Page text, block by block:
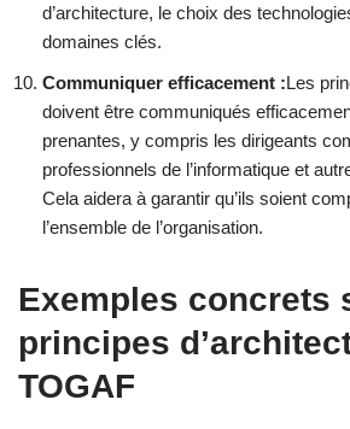
d’architecture, le choix des
domaines clés.
Communiquer efficacement :Les
doivent être communiqués
prenantes, y compris les dirigeants
professionnels de l’informatique et
Cela aidera à garantir qu’ils soient
l’ensemble de l’organisation.
Exemples concrets
principes
TOGAF